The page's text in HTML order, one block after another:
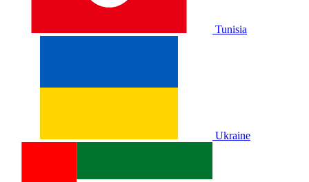
Tunisia
Ukraine